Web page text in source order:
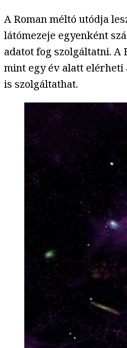
A Roman méltó utódja
látómezeje egyenként
adatot fog szolgáltatni.
mint egy év alatt elérheti
is szolgáltathat.